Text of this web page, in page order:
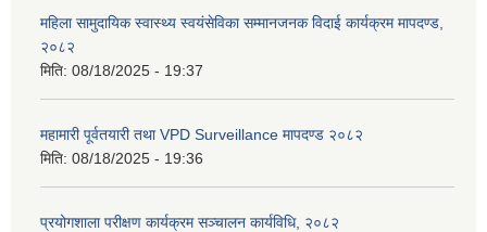
महिला सामुदायिक स्वास्थ्य स्वयंसेविका सम्मानजनक विदाई कार्यक्रम मापदण्ड,
२०८२
मिति: 08/18/2025 - 19:37
महामारी पूर्वतयारी तथा VPD Surveillance मापदण्ड २०८२
मिति: 08/18/2025 - 19:36
प्रयोगशाला परीक्षण कार्यक्रम सञ्चालन कार्यविधि, २०८२